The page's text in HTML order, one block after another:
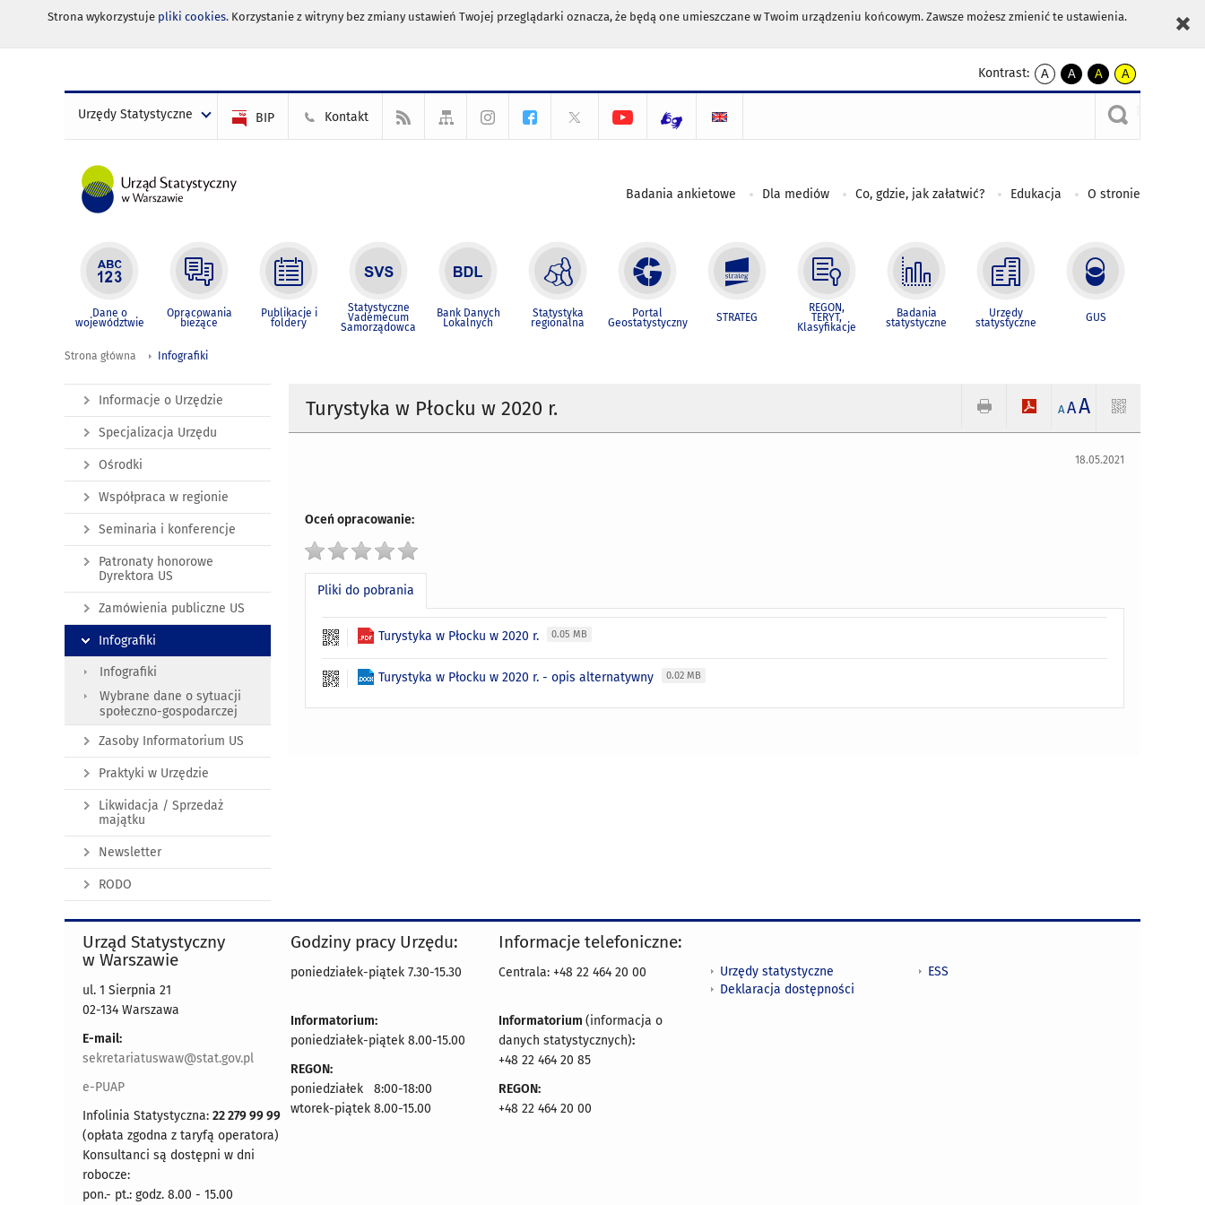
Strona wykorzystuje pliki cookies. Korzystanie z witryny bez zmiany ustawień Twojej przeglądarki oznacza, że będą one umieszczane w Twoim urządzeniu końcowym. Zawsze możesz zmienić te ustawienia.
Kontrast:
A
kontrast
A
kontrast
czarnym
A
kontrast
żółty
tekst
czarnym
A
kontrast
czarny
tekst
żółtym
Urzędy Statystyczne BIP Kontakt
Badania ankietowe Dla mediów Co, gdzie, jak załatwić? Edukacja O stronie
Dane o
województwie
Opracowania
bieżące
Publikacje i
foldery
Statystyczne
Vademecum
Samorządowca
Bank Danych
Lokalnych
Statystyka
regionalna
Portal
Geostatystyczny STRATEG
REGON,
TERYT,
Klasyfikacje
Badania
statystyczne
Urzędy
statystyczne GUS
Strona główna Infografiki
Turystyka w Płocku w 2020 r. A AA
18.05.2021
Oceń opracowanie:
Pliki do pobrania
Turystyka w Płocku w 2020 r. 0.05 MB
Turystyka w Płocku w 2020 r. - opis alternatywny 0.02 MB
Informacje o Urzędzie
Specjalizacja Urzędu
Ośrodki
Współpraca w regionie
Seminaria i konferencje
Patronaty honorowe
Dyrektora US
Zamówienia publiczne US
Infografiki
Infografiki
Wybrane dane o sytuacji
społeczno-gospodarczej
Zasoby Informatorium US
Praktyki w Urzędzie
Likwidacja / Sprzedaż
majątku
Newsletter
RODO
Urząd Statystyczny
w Warszawie
ul. 1 Sierpnia 21
02-134 Warszawa
E-mail:
sekretariatuswaw@stat.gov.pl
e-PUAP
Infolinia Statystyczna: 22 279 99 99
(opłata zgodna z taryfą operatora)
Konsultanci są dostępni w dni
robocze:
pon.- pt.: godz. 8.00 - 15.00
Godziny pracy Urzędu:
poniedziałek-piątek 7.30-15.30
Informatorium:
poniedziałek-piątek 8.00-15.00
REGON:
poniedziałek 8:00-18:00
wtorek-piątek 8.00-15.00
Informacje telefoniczne:
Centrala: +48 22 464 20 00
Informatorium (informacja o
danych statystycznych):
+48 22 464 20 85
REGON:
+48 22 464 20 00
Urzędy statystyczne
Deklaracja dostępności
ESS